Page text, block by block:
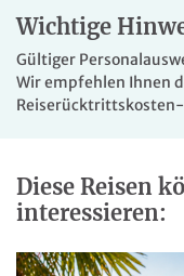
Wichtige
Gültiger
Wir empfehlen Ihnen
Diese Reisen
interessieren: